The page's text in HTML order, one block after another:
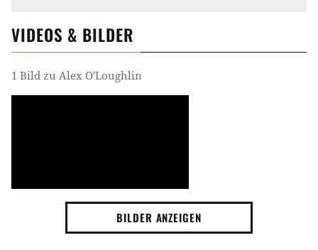
VIDEOS & BILDER
1 Bild zu Alex O'Loughlin
BILDER ANZEIGEN